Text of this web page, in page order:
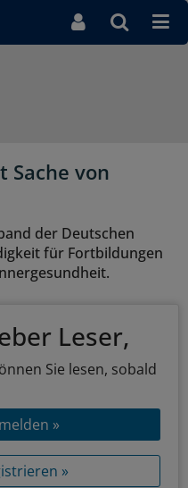
Sache von
der Deutschen
für Fortbildungen
Leser,
Sie lesen, sobald
»
»